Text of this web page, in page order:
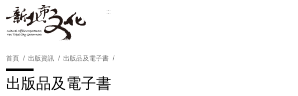
:::
首頁 出版資訊 出版品及電子書
出版品及電子書